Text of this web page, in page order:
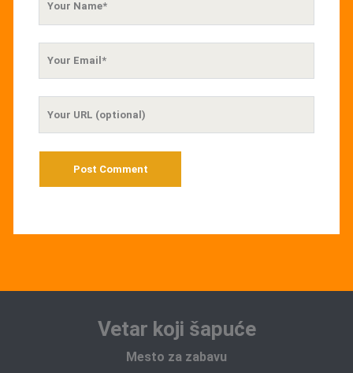
Vetar koji šapuće
Mesto za zabavu